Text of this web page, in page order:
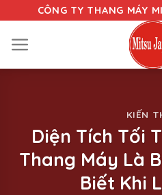
content
CÔNG TY THANG MÁY
KIẾN
Diện Tích Tối
Thang Máy Là
Biết Khi